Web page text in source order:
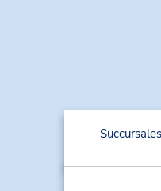
Succursales